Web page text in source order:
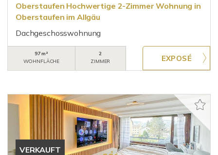
Oberstaufen Hochwertige 2-Zimmer Wohnung in
Oberstaufen im Allgäu
Dachgeschosswohnung
97 m²
WOHNFLÄCHE
2
ZIMMER
VERKAUFT